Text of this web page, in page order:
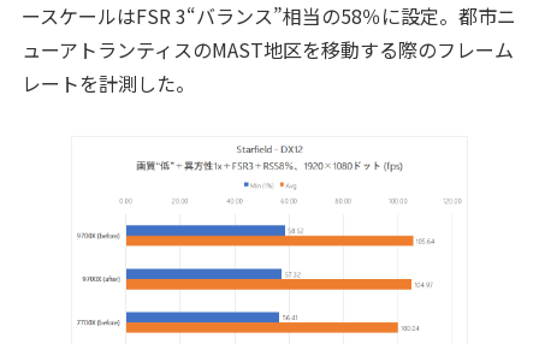
ースケールはFSR 3“バランス”相当の58％に設定。都市ニ
ューアトランティスのMAST地区を移動する際のフレーム
レートを計測した。